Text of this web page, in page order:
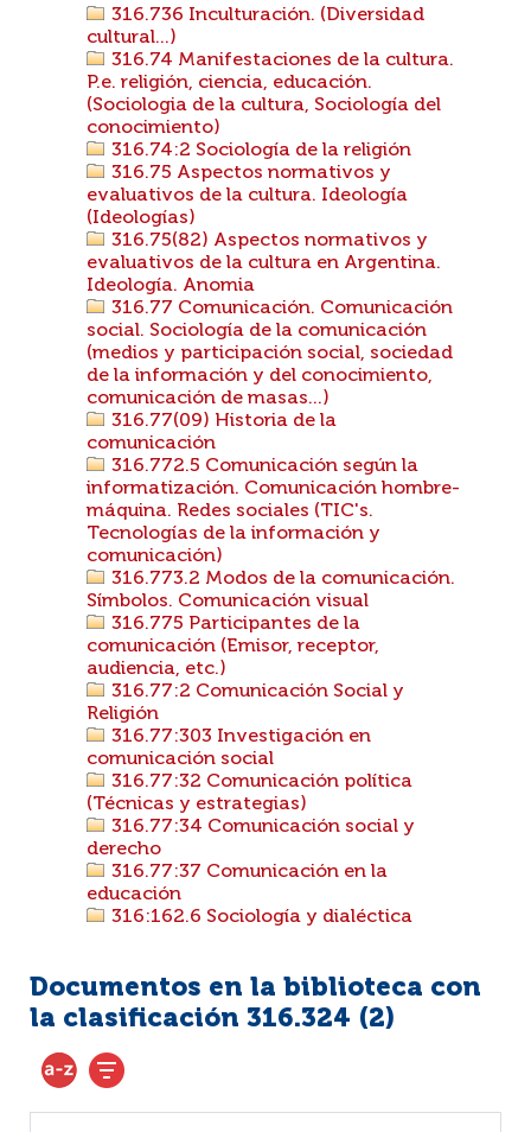
316.736 Inculturación. (Diversidad
cultural...)
316.74 Manifestaciones de la cultura.
P.e. religión, ciencia, educación.
(Sociologia de la cultura, Sociología del
conocimiento)
316.74:2 Sociología de la religión
316.75 Aspectos normativos y
evaluativos de la cultura. Ideología
(Ideologías)
316.75(82) Aspectos normativos y
evaluativos de la cultura en Argentina.
Ideología. Anomia
316.77 Comunicación. Comunicación
social. Sociología de la comunicación
(medios y participación social, sociedad
de la información y del conocimiento,
comunicación de masas...)
316.77(09) Historia de la
comunicación
316.772.5 Comunicación según la
informatización. Comunicación hombre-
máquina. Redes sociales (TIC's.
Tecnologías de la información y
comunicación)
316.773.2 Modos de la comunicación.
Símbolos. Comunicación visual
316.775 Participantes de la
comunicación (Emisor, receptor,
audiencia, etc.)
316.77:2 Comunicación Social y
Religión
316.77:303 Investigación en
comunicación social
316.77:32 Comunicación política
(Técnicas y estrategias)
316.77:34 Comunicación social y
derecho
316.77:37 Comunicación en la
educación
316:162.6 Sociología y dialéctica
Documentos en la biblioteca con
la clasificación 316.324 (2)